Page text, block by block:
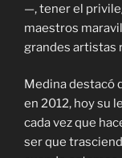
—, tener el
maestros
grandes artistas
Medina destacó
en 2012, hoy su
cada vez que
ser que